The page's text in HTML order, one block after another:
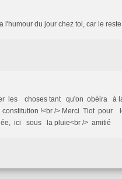
l'humour du jour chez toi, car le
les choses tant qu'on obéira à
!<br /> Merci Tiot pour
ici sous la pluie<br /> amitié